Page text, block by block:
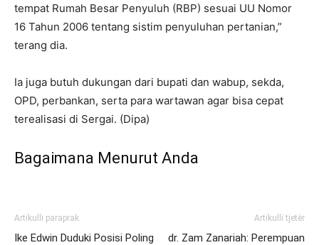
tempat Rumah Besar Penyuluh (RBP) sesuai UU Nomor
16 Tahun 2006 tentang sistim penyuluhan pertanian,”
terang dia.
Ia juga butuh dukungan dari bupati dan wabup, sekda,
OPD, perbankan, serta para wartawan agar bisa cepat
terealisasi di Sergai. (Dipa)
Bagaimana Menurut Anda
Artikulli paraprak
Ike Edwin Duduki Posisi Poling
Artikulli tjetër
dr. Zam Zanariah: Perempuan